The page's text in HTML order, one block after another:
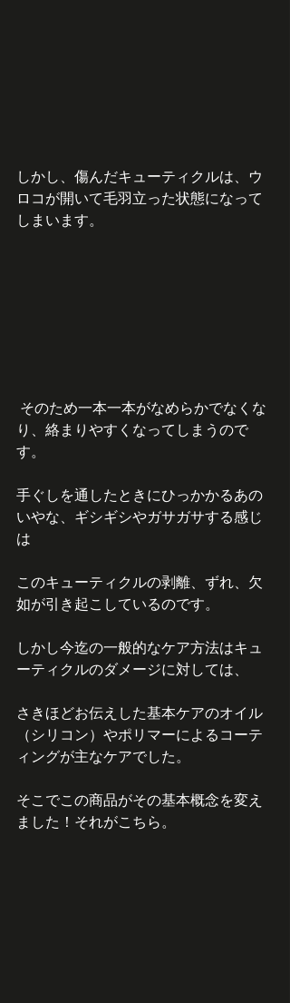
しかし、傷んだキューティクルは、ウ
ロコが開いて毛羽立った状態になって
しまいます。
り、絡まりやすくなってしまうので
す。
手ぐしを通したときにひっかかるあの
いやな、ギシギシやガサガサする感じ
は
このキューティクルの剥離、ずれ、欠
如が引き起こしているのです。
しかし今迄の一般的なケア方法はキュ
ーティクルのダメージに対しては、
さきほどお伝えした基本ケアのオイル
（シリコン）やポリマーによるコーテ
ィングが主なケアでした。
そこでこの商品がその基本概念を変え
ました！それがこちら。